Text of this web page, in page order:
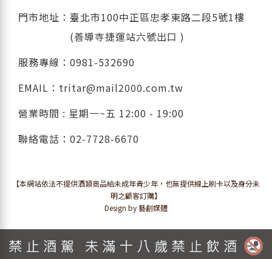
門市地址：臺北市100中正區忠孝東路二段5號1樓
(善導寺捷運站六號出口 )
服務專線： 0981-532690
EMAIL： tritar@mail2000.com.tw
營業時間 : 星期一~五 12:00 - 19:00
聯絡電話： 02-7728-6670
【本網站依法不提供酒類商品給未成年青少年，也無提供線上刷卡以及身分未
明之顧客訂購】
Design by 藝創媒體